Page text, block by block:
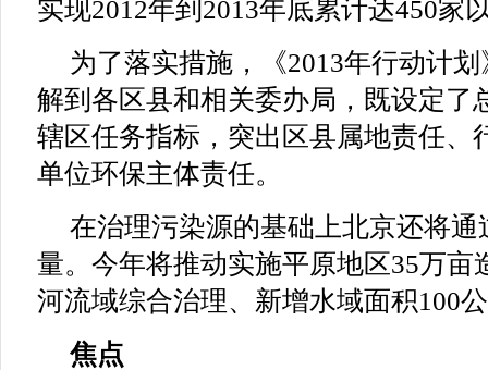
实现2012年到2013年底累计达450家
为了落实措施，《2013年行动计
解到各区县和相关委办局，既设定了
辖区任务指标，突出区县属地责任、
单位环保主体责任。
在治理污染源的基础上北京还将
量。今年将推动实施平原地区35万亩
河流域综合治理、新增水域面积100
焦点